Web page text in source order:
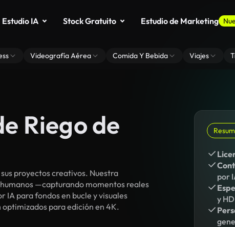
Estudio IA Stock Gratuito Estudio de Marketing
Videografía Aérea Comida Y Bebida Viajes
Riego de
proyectos creativos. Nuestra
—capturando momentos reales
IA para fondos en bucle y visuales
para edición en 4K.
por
y HD